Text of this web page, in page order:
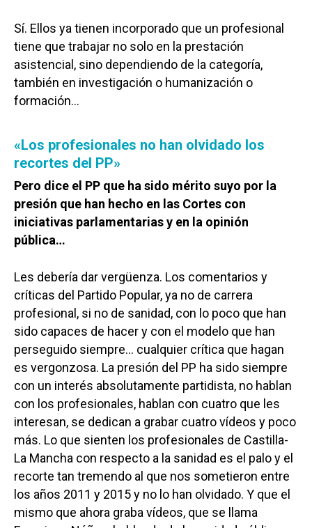
Sí. Ellos ya tienen incorporado que un profesional
tiene que trabajar no solo en la prestación
asistencial, sino dependiendo de la categoría,
también en investigación o humanización o
formación…
«Los profesionales no han olvidado los
recortes del PP»
Pero dice el PP que ha sido mérito suyo por la
presión que han hecho en las Cortes con
iniciativas parlamentarias y en la opinión
pública…
Les debería dar vergüenza. Los comentarios y
críticas del Partido Popular, ya no de carrera
profesional, si no de sanidad, con lo poco que han
sido capaces de hacer y con el modelo que han
perseguido siempre… cualquier crítica que hagan
es vergonzosa. La presión del PP ha sido siempre
con un interés absolutamente partidista, no hablan
con los profesionales, hablan con cuatro que les
interesan, se dedican a grabar cuatro vídeos y poco
más. Lo que sienten los profesionales de Castilla-
La Mancha con respecto a la sanidad es el palo y el
recorte tan tremendo al que nos sometieron entre
los años 2011 y 2015 y no lo han olvidado. Y que el
mismo que ahora graba vídeos, que se llama
Castilla-La
Toledo
Ciudad Real
Albacete
Cuenca
Guadalajara
Talavera
Sanidad
Economía
Educación
Cultura
Deportes
Sucesos